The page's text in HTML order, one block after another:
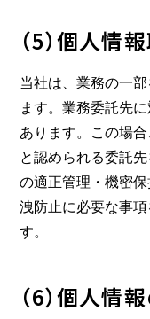
（5）個人情
当社は、業務の一
ます。業務委託先
あります。この場
と認められる委託
の適正管理・機密
洩防止に必要な事
す。
（6）個人情